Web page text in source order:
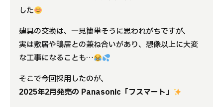
した
建具の交換は、一見簡単そうに思われがちですが、
実は敷居や鴨居との兼ね合いがあり、想像以上に大変
な工事になることも…
そこで今回採用したのが、
2025年2月発売の Panasonic「フスマート」